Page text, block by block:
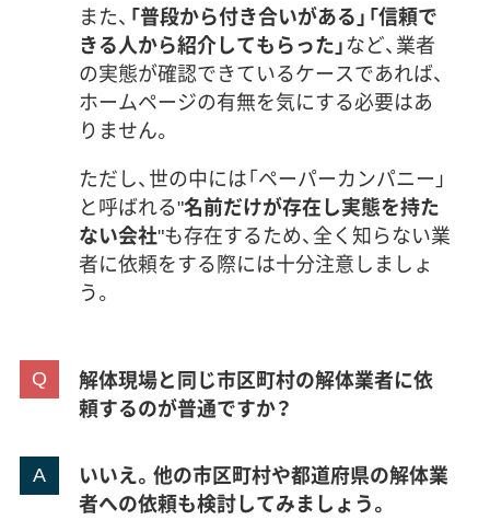
また、 「普段から付き合いがある」「信頼で
きる人から紹介してもらった」など、業者
の実態が確認できているケースであれば、
ホームページの有無を気にする必要はあ
りません。
ただし、世の中には「ペーパーカンパニー」
と呼ばれる"名前だけが存在し実態を持た
ない会社"も存在するため、全く知らない業
者に依頼をする際には十分注意しましょ
う。
解体現場と同じ市区町村の解体業者に依
頼するのが普通ですか？
いいえ。他の市区町村や都道府県の解体業
者への依頼も検討してみましょう。